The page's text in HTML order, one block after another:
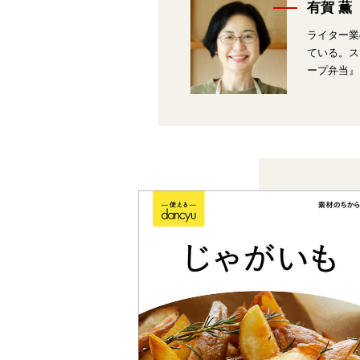
有賀 薫
ライター
ている。
ープ弁当